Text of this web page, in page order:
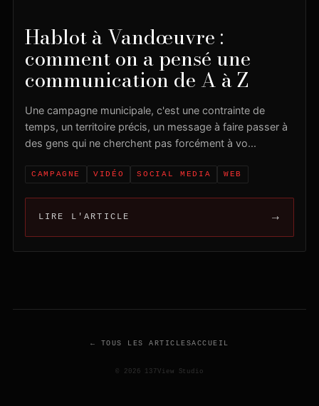
Hablot à Vandœuvre :
comment on a pensé une
communication de A à Z
Une campagne municipale, c'est une contrainte de
temps, un territoire précis, un message à faire passer à
des gens qui ne cherchent pas forcément à vo...
CAMPAGNE VIDÉO SOCIAL MEDIA WEB
LIRE L'ARTICLE →
← TOUS LES ARTICLESACCUEIL
© 2026 137View Studio